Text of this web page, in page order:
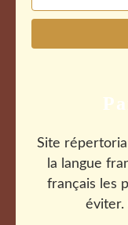
Site
la langue
français les
éviter.